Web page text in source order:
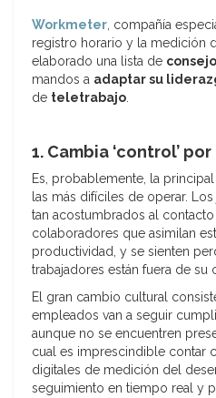
Workmeter, compañía
registro horario y la medición
elaborado una lista de
mandos a adaptar su
de teletrabajo.
1. Cambia ‘control’ por
Es, probablemente, la
las más difíciles de operar. Los
tan acostumbrados al
colaboradores que asimilan
productividad, y se sienten
trabajadores están fuera de su
El gran cambio cultural
empleados van a seguir
aunque no se encuentren
cual es imprescindible contar
digitales de medición del
seguimiento en tiempo real y